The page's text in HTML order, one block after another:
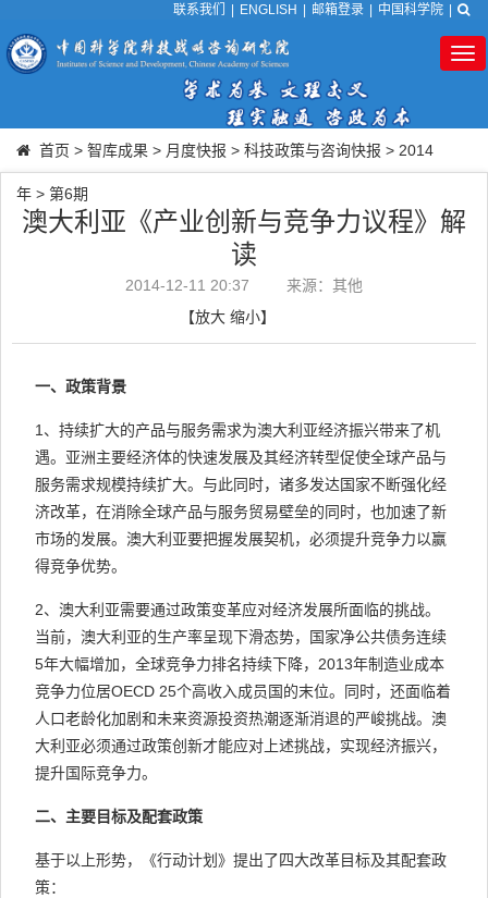
联系我们 ENGLISH 邮箱登录 中国科学院
首页 > 智库成果 > 月度快报 > 科技政策与咨询快报 > 2014
年 > 第6期
澳大利亚《产业创新与竞争力议程》解
读
2014-12-11 20:37
来源：其他
【放大 缩小】
一、政策背景
1、持续扩大的产品与服务需求为澳大利亚经济振兴带来了机
遇。亚洲主要经济体的快速发展及其经济转型促使全球产品与
服务需求规模持续扩大。与此同时，诸多发达国家不断强化经
济改革，在消除全球产品与服务贸易壁垒的同时，也加速了新
市场的发展。澳大利亚要把握发展契机，必须提升竞争力以赢
得竞争优势。
2、澳大利亚需要通过政策变革应对经济发展所面临的挑战。
当前，澳大利亚的生产率呈现下滑态势，国家净公共债务连续
5年大幅增加，全球竞争力排名持续下降，2013年制造业成本
竞争力位居OECD 25个高收入成员国的末位。同时，还面临着
人口老龄化加剧和未来资源投资热潮逐渐消退的严峻挑战。澳
大利亚必须通过政策创新才能应对上述挑战，实现经济振兴，
提升国际竞争力。
二、主要目标及配套政策
基于以上形势，《行动计划》提出了四大改革目标及其配套政
策：